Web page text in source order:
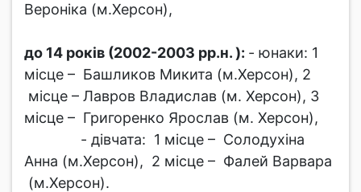
Вероніка (м.Херсон),
до 14 років (2002-2003 рр.н. ): - юнаки: 1
місце – Башликов Микита (м.Херсон), 2
місце – Лавров Владислав (м. Херсон), 3
місце – Григоренко Ярослав (м. Херсон),
- дівчата: 1 місце – Солодухіна
Анна (м.Херсон), 2 місце – Фалей Варвара
(м.Херсон).